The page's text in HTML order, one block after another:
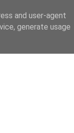
and user-agent
generate usage